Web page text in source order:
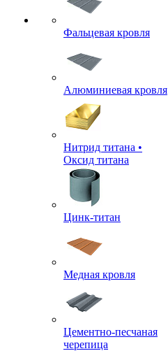
Фальцевая кровля
Алюминиевая кровля
Нитрид титана •
Оксид титана
Цинк-титан
Медная кровля
Цементно-песчаная
черепица